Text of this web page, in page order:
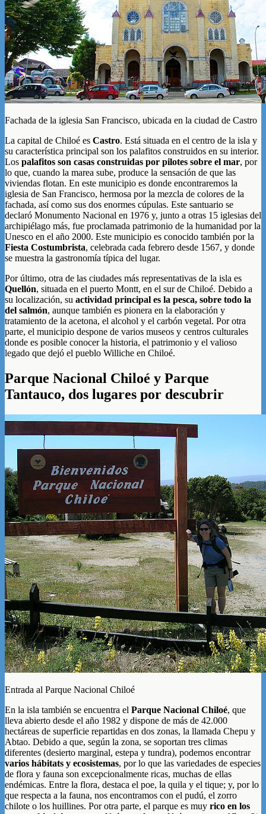
Fachada de la iglesia San Francisco, ubicada en la ciudad de Castro
La capital de Chiloé es Castro. Está situada en el centro de la isla y
su característica principal son los palafitos construidos en su interior.
Los palafitos son casas construidas por pilotes sobre el mar, por
lo que, cuando la marea sube, produce la sensación de que las
viviendas flotan. En este municipio es donde encontraremos la
iglesia de San Francisco, hermosa por la mezcla de colores de la
fachada, así como sus dos enormes cúpulas. Este santuario se
declaró Monumento Nacional en 1976 y, junto a otras 15 iglesias del
archipiélago más, fue proclamada patrimonio de la humanidad por la
Unesco en el año 2000. Este municipio es conocido también por la
Fiesta Costumbrista, celebrada cada febrero desde 1567, y donde
se muestra la gastronomía típica del lugar.
Por último, otra de las ciudades más representativas de la isla es
Quellón, situada en el puerto Montt, en el sur de Chiloé. Debido a
su localización, su actividad principal es la pesca, sobre todo la
del salmón, aunque también es pionera en la elaboración y
tratamiento de la acetona, el alcohol y el carbón vegetal. Por otra
parte, el municipio despone de varios museos y centros culturales
donde es posible conocer la historia, el patrimonio y el valioso
legado que dejó el pueblo Williche en Chiloé.
Parque Nacional Chiloé y Parque
Tantauco, dos lugares por descubrir
Entrada al Parque Nacional Chiloé
En la isla también se encuentra el Parque Nacional Chiloé, que
lleva abierto desde el año 1982 y dispone de más de 42.000
hectáreas de superficie repartidas en dos zonas, la llamada Chepu y
Abtao. Debido a que, según la zona, se soportan tres climas
diferentes (desierto marginal, estepa y tundra), podemos encontrar
varios hábitats y ecosistemas, por lo que las variedades de especies
de flora y fauna son excepcionalmente ricas, muchas de ellas
endémicas. Entre la flora, destaca el poe, la quila y el tique; y, por lo
que respecta a la fauna, nos encontramos con el pudú, el zorro
chilote o los huillines. Por otra parte, el parque es muy rico en los